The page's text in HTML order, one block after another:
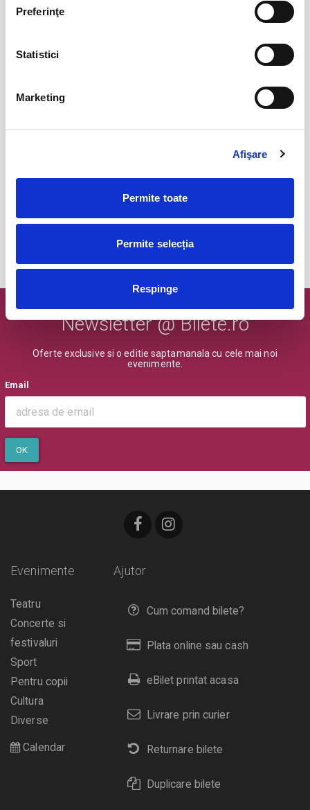
Preferinţe
Statistici
Marketing
Afişare
Permite toate
Permite selecția
Respinge
oct
23
oct
Bucuresti
03
MAI MULTE DIN CONCERTE
Newsletter @ Bilete.ro
Oferte exclusive si o editie saptamanala cu cele mai noi
evenimente.
Email
OK
Ajutor
Cum comand bilete?
Plata online sau cash
eBilet printat acasa
Livrare prin curier
Returnare bilete
Duplicare bilete
Evenimente
Teatru
Concerte si
festivaluri
Sport
Pentru copii
Cultura
Diverse
Calendar